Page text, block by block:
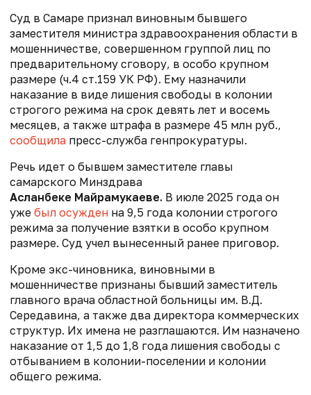
Суд в Самаре признал виновным бывшего
заместителя министра здравоохранения области в
мошенничестве, совершенном группой лиц по
предварительному сговору, в особо крупном
размере (ч.4 ст.159 УК РФ). Ему назначили
наказание в виде лишения свободы в колонии
строгого режима на срок девять лет и восемь
месяцев, а также штрафа в размере 45 млн руб.,
сообщила пресс-служба генпрокуратуры.
Речь идет о бывшем заместителе главы
самарского Минздрава
Асланбеке Майрамукаеве. В июле 2025 года он
уже был осужден на 9,5 года колонии строгого
режима за получение взятки в особо крупном
размере. Суд учел вынесенный ранее приговор.
Кроме экс-чиновника, виновными в
мошенничестве признаны бывший заместитель
главного врача областной больницы им. В.Д.
Середавина, а также два директора коммерческих
структур. Их имена не разглашаются. Им назначено
наказание от 1,5 до 1,8 года лишения свободы с
отбыванием в колонии-поселении и колонии
общего режима.